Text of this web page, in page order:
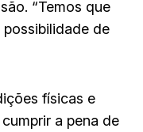
“Temos que
de
físicas e
a pena de